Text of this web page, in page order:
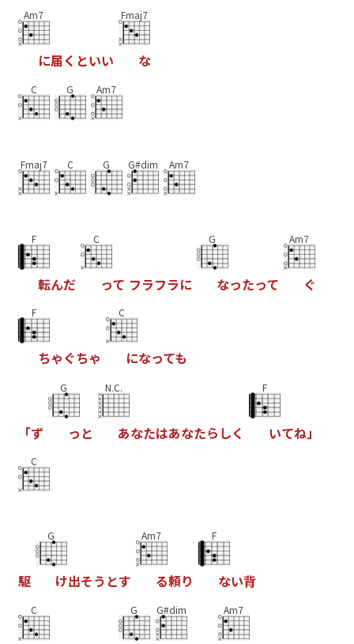
Am7
に届く といい
Fmaj7
な
C G Am7
Fmaj7 C G G#dim Am7
F
転んだ
C
って フラフラに
G
なったって
Am7
ぐ
F
ちゃぐちゃ
C
になっても
「ず
G
っ と
N.C.
あなたはあなたら しく
F
いてね」
C
駆
G
け出そう とす
Am7
る頼り
F
ない背
C G G#dim Am7